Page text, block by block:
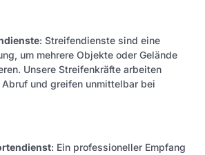
: Streifendienste sind eine
um mehrere Objekte oder Gelände
Unsere Streifenkräfte arbeiten
und greifen unmittelbar bei
: Ein professioneller Empfang